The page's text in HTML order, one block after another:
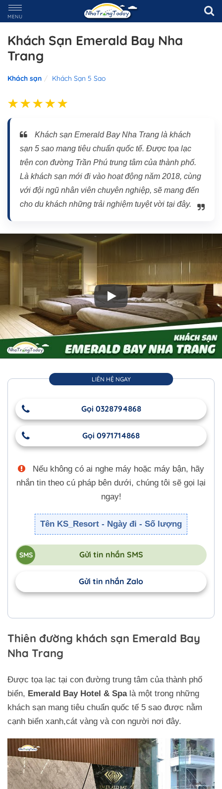
MENU
Khách Sạn Emerald Bay Nha
Trang
Khách sạn Khách Sạn 5 Sao
Khách sạn Emerald Bay Nha Trang là khách
sạn 5 sao mang tiêu chuẩn quốc tế. Được tọa lạc
trên con đường Trần Phú trung tâm của thành phố.
Là khách sạn mới đi vào hoạt động năm 2018, cùng
với đội ngũ nhân viên chuyên nghiệp, sẽ mang đến
cho du khách những trải nghiệm tuyệt vời tại đây.
Play: Khách Sạn Emerald Bay Nha
LIÊN HỆ NGAY
Gọi 0328794868
Gọi 0971714868
Nếu không có ai nghe máy hoặc máy bận, hãy
nhắn tin theo cú pháp bên dưới, chúng tôi sẽ gọi lại
ngay!
Tên KS_Resort - Ngày đi - Số lượng
Gửi tin nhắn SMS
Gửi tin nhắn Zalo
Thiên đường khách sạn Emerald Bay
Nha Trang
Được tọa lạc tại con đường trung tâm của thành phố
biển, Emerald Bay Hotel & Spalà một trong những
khách sạn mang tiêu chuẩn quốc tế 5 sao được nằm
cạnh biển xanh,cát vàng và con người nơi đây.